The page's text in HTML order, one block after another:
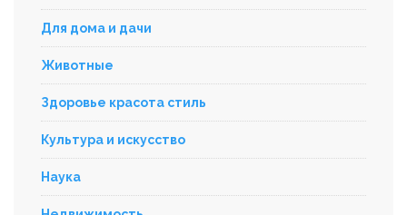
Для дома и дачи
Животные
Здоровье красота стиль
Культура и искусство
Наука